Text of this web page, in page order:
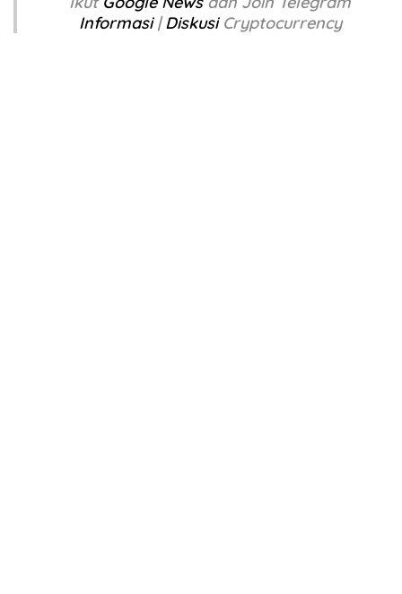
Informasi|DiskusiCryptocurrency